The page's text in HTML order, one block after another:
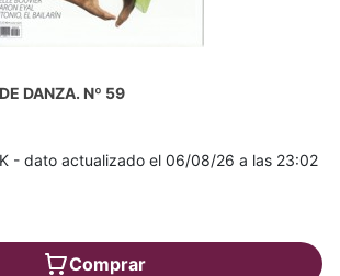
DANZA. Nº 59
- dato actualizado el 06/08/26 a las 23:02
Comprar